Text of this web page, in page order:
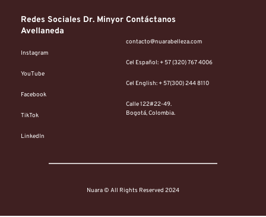
Redes Sociales Dr. Minyor
Avellaneda
Instagram
YouTube
Facebook
TikTok
LinkedIn
Contáctanos
contacto@nuarabelleza.com
Cel Español: + 57 (320) 767 4006
Cel English: + 57(300) 244 8110
Calle 122#22-49.
Bogotá, Colombia.
Nuara © All Rights Reserved 2024